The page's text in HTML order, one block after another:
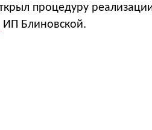
процедуру
ИП Блиновской.